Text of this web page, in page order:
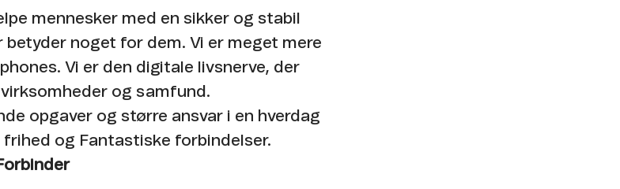
mennesker med en sikker og stabil
noget for dem. Vi er meget mere
Vi er den digitale livsnerve, der
og samfund.
opgaver og større ansvar i en hverdag
og Fantastiske forbindelser.